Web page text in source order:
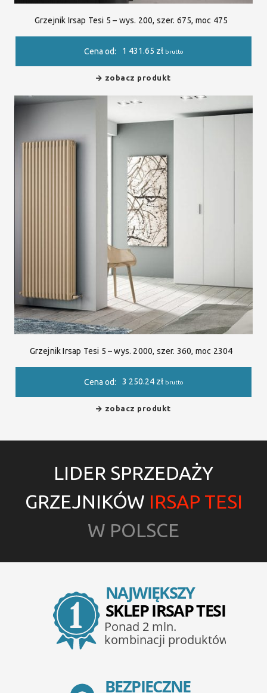
Grzejnik Irsap Tesi 5 – wys. 200, szer. 675, moc 475
Cena od: 1 431.65 zł brutto
zobacz produkt
Grzejnik Irsap Tesi 5 – wys. 2000, szer. 360, moc 2304
Cena od: 3 250.24 zł brutto
zobacz produkt
LIDER SPRZEDAŻY
GRZEJNIKÓW IRSAP TESI
W POLSCE